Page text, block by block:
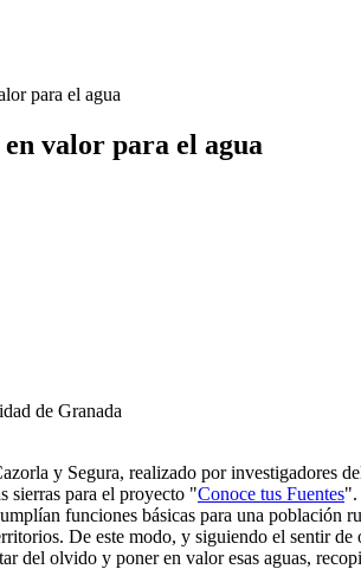
para el agua
valor para el agua
de Granada
y Segura, realizado por investigadores
sierras para el proyecto "Conoce tus Fuentes".
funciones básicas para una población
De este modo, y siguiendo el sentir
del olvido y poner en valor esas aguas,